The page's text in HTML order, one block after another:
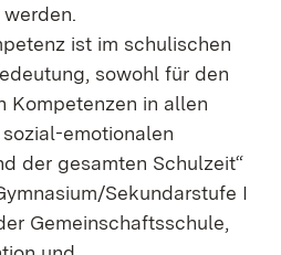
ist im schulischen
sowohl für den
Kompetenzen in allen
emotionalen
der gesamten Schulzeit“
Sekundarstufe I
Gemeinschaftsschule,